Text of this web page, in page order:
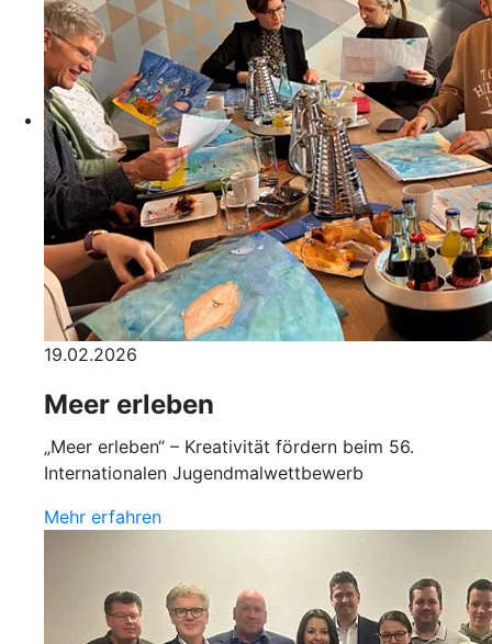
19.02.2026
Meer erleben
„Meer erleben“ – Kreativität fördern beim 56.
Internationalen Jugendmalwettbewerb
Mehr erfahren